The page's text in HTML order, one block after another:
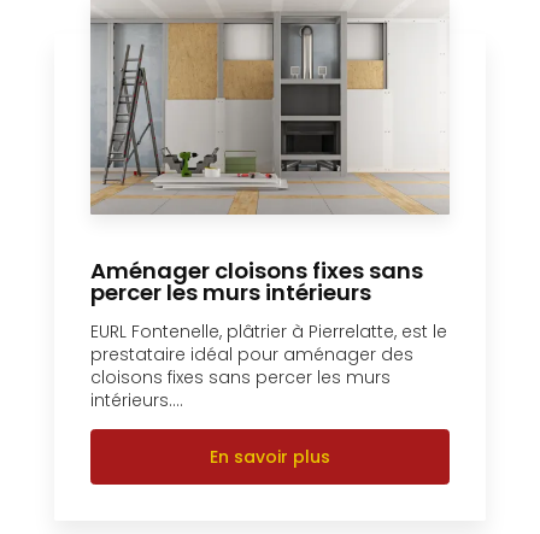
Aménager cloisons fixes sans
percer les murs intérieurs
EURL Fontenelle, plâtrier à Pierrelatte, est le
prestataire idéal pour aménager des
cloisons fixes sans percer les murs
intérieurs....
En savoir plus